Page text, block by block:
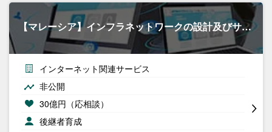
【マレーシア】インフラネットワークの設計及びサ…
インターネット関連サービス
非公開
30億円（応相談）
後継者育成